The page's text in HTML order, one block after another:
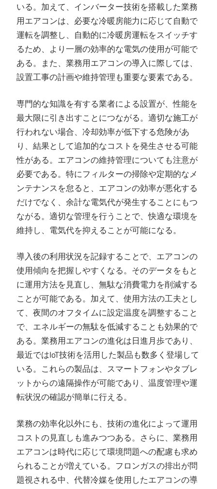
いる。加えて、インバーター技術を搭載した業務
用エアコンは、必要な冷暖房能力に応じて自動で
運転を調整し、自動的に冷暖房運転をスイッチす
るため、より一層の効率的な電気の使用が可能で
ある。また、業務用エアコンの導入に際しては、
設置工事の計画や維持管理も重要な要素である。
専門的な知識を有する業者による設置が、性能を
最大限に引き出すことにつながる。適切な施工が
行われない場合、冷却効率が低下する危険があ
り、結果として追加的なコストを発生させる可能
性がある。エアコンの維持管理についても注意が
必要である。特にフィルターの掃除や定期的なメ
ンテナンスを怠ると、エアコンの効率が悪化する
だけでなく、余計な電気代が発生することにもつ
ながる。適切な管理を行うことで、快適な環境を
維持し、電気代を抑えることが可能になる。
導入後の利用状況を記録することで、エアコンの
使用傾向を把握しやすくなる。そのデータをもと
に運用方法を見直し、無駄な消費電力を削減する
ことが可能である。加えて、使用方法の工夫とし
て、夜間のオフタイムに設定温度を調整すること
で、エネルギーの無駄を低減することも効果的で
ある。業務用エアコンの進化は日進月歩であり、
最近ではIoT技術を活用した製品も数多く登場して
いる。これらの製品は、スマートフォンやタブレ
ットからの遠隔操作が可能であり、温度管理や運
転状況の確認が簡単に行える。
業務の効率化以外にも、技術の進化によって運用
コストの見直しも進みつつある。さらに、業務用
エアコンは時代に応じて環境問題への配慮も求め
られることが増えている。フロンガスの排出が問
題視される中、代替冷媒を使用したエアコンの導